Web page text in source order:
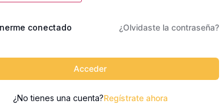
conectado ¿Olvidaste la contraseña?
Acceder
¿No tienes una cuenta?Regístrate ahora